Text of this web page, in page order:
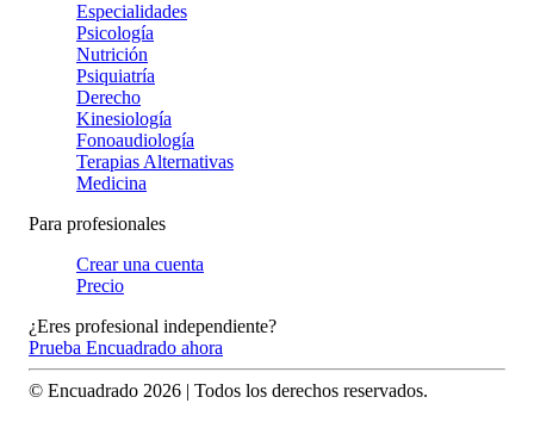
Especialidades
Psicología
Nutrición
Psiquiatría
Derecho
Kinesiología
Fonoaudiología
Terapias Alternativas
Medicina
Para profesionales
Crear una cuenta
Precio
¿Eres profesional independiente?
Prueba Encuadrado ahora
© Encuadrado 2026 | Todos los derechos reservados.